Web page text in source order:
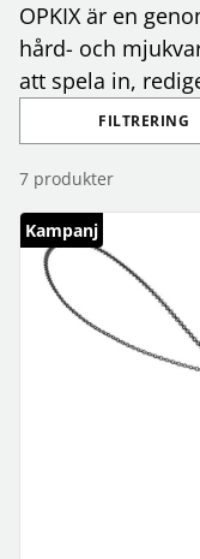
OPKIX är en
hård- och
att spela in,
FILTRERING
7 produkter
Kampanj